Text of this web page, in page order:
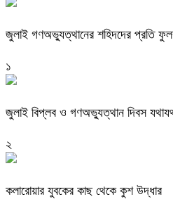
জুলাই গণঅভ্যুত্থানের শহিদদের প্রতি
১
জুলাই বিপ্লব ও গণঅভ্যুত্থান দিবস যথাযথ
২
কলারোয়ার যুবকের কাছ থেকে কুশ উদ্ধার